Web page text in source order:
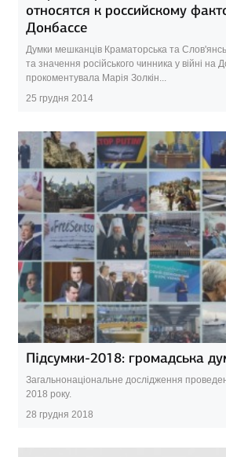
относятся к российскому
Донбассе
Думки мешканців Краматорська та
та значення російського чинника у війні на
прокоментувала Марія Золкін...
25 грудня 2014
Підсумки-2018: громадська
Загальнонаціональне дослідження
2018 року.
28 грудня 2018